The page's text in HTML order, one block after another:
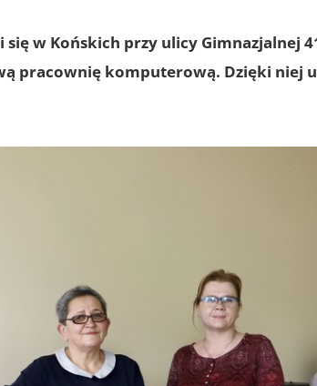
w Końskich przy ulicy Gimnazjalnej
pracownię komputerową. Dzięki niej